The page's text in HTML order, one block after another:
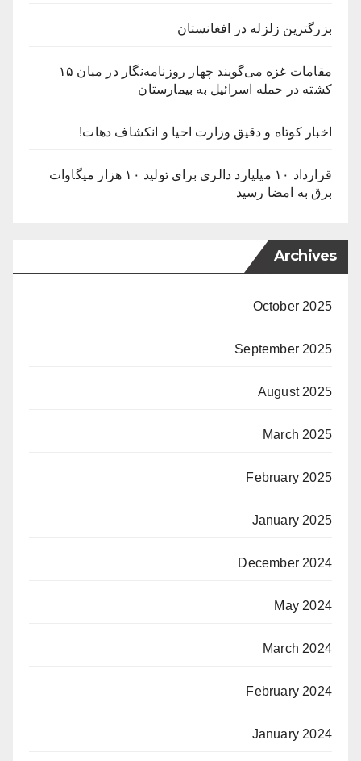
بزرگترین زلزله در افغانستان
مقامات غزه می‌گویند چهار روزنامه‌نگار در میان ۱۵
کشته در حمله اسرائیل به بیمارستان
اخبار کوتاه و دقیق وزارت احیا و انکشاف دهات!
قرارداد ۱۰ میلیارد دالری برای تولید ۱۰ هزار میگاوات
برق به امضا رسید
Archives
October 2025
September 2025
August 2025
March 2025
February 2025
January 2025
December 2024
May 2024
March 2024
February 2024
January 2024